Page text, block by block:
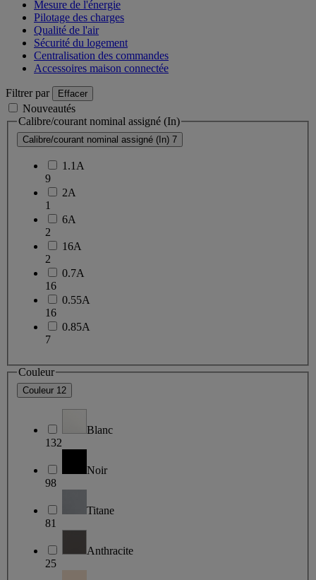
Mesure de l'énergie
Pilotage des charges
Qualité de l'air
Sécurité du logement
Centralisation des commandes
Accessoires maison connectée
Filtrer par Effacer
Nouveautés
Calibre/courant nominal assigné (In)
Calibre/courant nominal assigné (In) 7
1.1A
9
2A
1
6A
2
16A
2
0.7A
16
0.55A
16
0.85A
7
Couleur
Couleur 12
Blanc
132
Noir
98
Titane
81
Anthracite
25